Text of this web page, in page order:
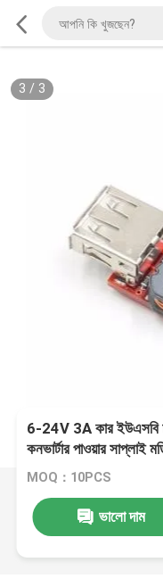
3 / 3
6-24V 3A কার ইউএসবি
কনভার্টার পাওয়ার সাপ্লাই
MOQ：10PCS
ভালো দাম